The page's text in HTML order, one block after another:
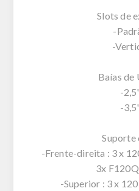
Slots de
-
-
Baías de
-
-
Suporte
-Frente-direita : 3 x
3x
-Superior : 3 x